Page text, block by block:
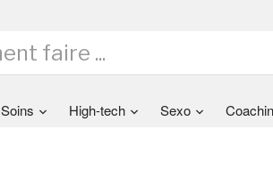
Soins High-tech Sexo